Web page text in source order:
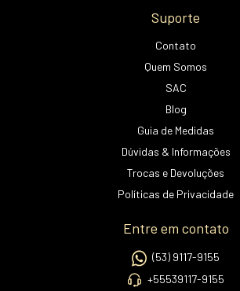
Suporte
Contato
Quem Somos
SAC
Blog
Guia de Medidas
Dúvidas & Informações
Trocas e Devoluções
Políticas de Privacidade
Entre em contato
(53) 9117-9155
+55539117-9155